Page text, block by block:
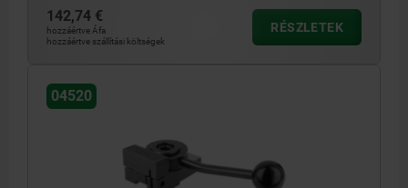
142,74 €
hozzáértve Áfa
hozzáértve szállítási költségek
RÉSZLETEK
04520